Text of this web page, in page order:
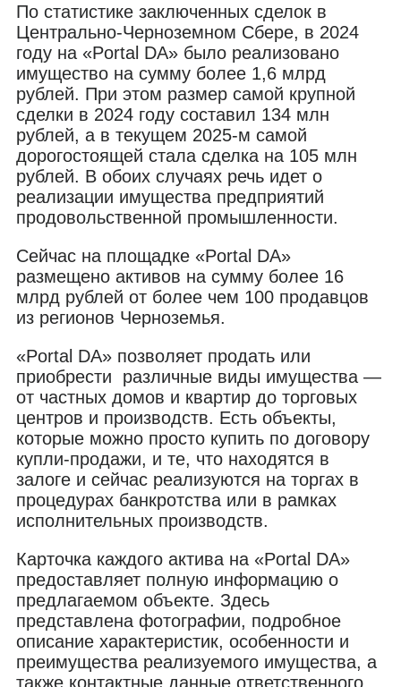
По статистике заключенных сделок в
Центрально-Черноземном Сбере, в 2024
году на «Portal DA» было реализовано
имущество на сумму более 1,6 млрд
рублей. При этом размер самой крупной
сделки в 2024 году составил 134 млн
рублей, а в текущем 2025-м самой
дорогостоящей стала сделка на 105 млн
рублей. В обоих случаях речь идет о
реализации имущества предприятий
продовольственной промышленности.
Сейчас на площадке «Portal DA»
размещено активов на сумму более 16
млрд рублей от более чем 100 продавцов
из регионов Черноземья.
«Portal DA» позволяет продать или
приобрести различные виды имущества —
от частных домов и квартир до торговых
центров и производств. Есть объекты,
которые можно просто купить по договору
купли-продажи, и те, что находятся в
залоге и сейчас реализуются на торгах в
процедурах банкротства или в рамках
исполнительных производств.
Карточка каждого актива на «Portal DA»
предоставляет полную информацию о
предлагаемом объекте. Здесь
представлена фотографии, подробное
описание характеристик, особенности и
преимущества реализуемого имущества, а
также контактные данные ответственного